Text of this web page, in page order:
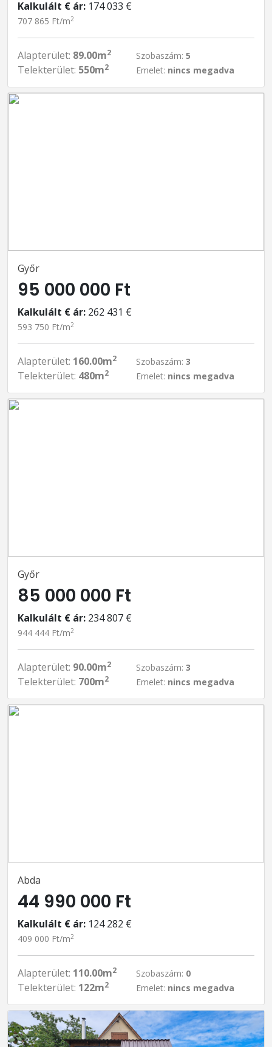
Kalkulált € ár: 174 033 €
707 865 Ft/m2
Alapterület: 89.00m2
Telekterület: 550m2
Szobaszám: 5
Emelet: nincs megadva
Győr
95 000 000 Ft
Kalkulált € ár: 262 431 €
593 750 Ft/m2
Alapterület: 160.00m2
Telekterület: 480m2
Szobaszám: 3
Emelet: nincs megadva
Győr
85 000 000 Ft
Kalkulált € ár: 234 807 €
944 444 Ft/m2
Alapterület: 90.00m2
Telekterület: 700m2
Szobaszám: 3
Emelet: nincs megadva
Abda
44 990 000 Ft
Kalkulált € ár: 124 282 €
409 000 Ft/m2
Alapterület: 110.00m2
Telekterület: 122m2
Szobaszám: 0
Emelet: nincs megadva